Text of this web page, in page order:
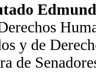
y de
de